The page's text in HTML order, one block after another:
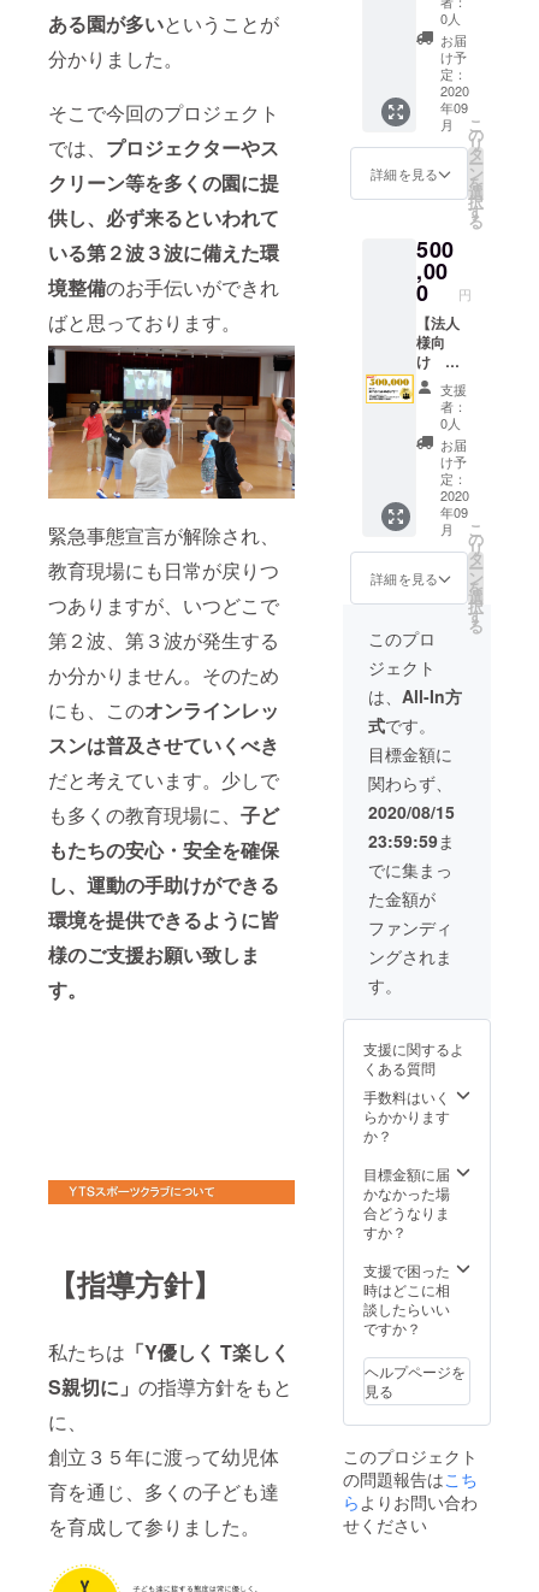
ある園が多いということが
分かりました。
そこで今回のプロジェクト
では、 プロジェクターやス
クリーン等を多くの園に提
供し、必ず来るといわれて
いる第２波３波に備えた環
境整備のお手伝いができれ
ばと思っております。
緊急事態宣言が解除され、
教育現場にも日常が戻りつ
つありますが、いつどこで
第２波、第３波が発生する
か分かりません。そのため
にも、このオンラインレッ
スンは普及させていくべき
だと考えています。少しで
も多くの教育現場に、 子ど
もたちの安心・安全を確保
し、運動の手助けができる
環境を提供できるように皆
様のご支援お願い致しま
す。
【指導方針】
私たちは 「Y優しく T楽しく
S親切に」 の指導方針をもと
に、
創立３５年に渡って幼児体
育を通じ、多くの子ども達
を育成して参りました。
を小さ
く掲載
させて
頂きま
す。
④YTS
スタジ
オ内に
企業様
のポス
ターを
せて頂
きま
す。 ⑤
期間終
了後、
心を込
めたお
礼の
メール
をお送
りさせ
て頂き
ます。
※必ず備
考欄に
ご希望
の企業
名をご
記入く
ださ
い。
ン、プ
ロジェ
クター
を提供
させて
頂くプ
ランで
す。提
供後
は、ご
希望で
オンラ
イン
レッス
ン指導
を１回
行いま
す。期
間終了
後、心
を込め
たお礼
のメー
ルをお
送りさ
せて頂
きま
す。 オ
ンライ
ンレッ
スンに
ついて
のご希
望ご質
問など
ありま
した
ら、備
考欄に
記入い
ただく
か、も
しくは
メッ
セージ
よりご
連絡く
ださ
い。 ※
致しま
ン】
シル
バース
ポン
サー 全
力で応
援する
プラン
です。
①当社
HPにて
ジェク
ト協賛
企業と
して企
業名を
少し大
きく掲
載させ
て頂き
ます。
②insta
gramに
てプロ
ジェク
ト協賛
企業と
して企
業広告
を掲載
させて
頂きま
す。
③YTS
主催の
スポー
ツ大会
のパン
フレッ
トに企
業名・
ロゴ名
を少し
大きく
掲載さ
せて頂
きま
す。
④YTS
企業様
ターを
掲示さ
せて頂
きま
す。 ⑤
了後、
心を込
めたお
礼の
をお送
りさせ
て頂き
ます。
考欄に
ご希望
の企業
名をご
ださ
い。
0人
お届
け予
定：
2020
年09
月
詳細を見る
こ
の
リ
タ
ー
ン
を
選
択
す
る
500
,00
0 円
【法人
様向
け 企
業名掲
載プラ
ン】
ゴール
ドスポ
ンサー
全力で
応援す
るプラ
ンで
す。 ①
当社HP
にてプ
ロジェ
クト協
賛企業
として
企業名
を大き
く掲載
させて
頂きま
す。
②insta
gramに
てプロ
ジェク
ト協賛
企業と
して企
業広告
頂きま
③YTS
主催の
スポー
ツ大会
のパン
トに企
業名・
ロゴ名
を大き
させて
頂きま
す。
④YTS
オ内に
企業様
のポス
ターを
せて頂
きま
す。 ⑤
期間終
了後、
支援
者：
0人
お届
け予
定：
2020
年09
月
詳細を見る
こ
の
リ
タ
ー
ン
を
選
択
す
る
このプロ
ジェクト
は、 All-In方
式です。
目標金額に
関わらず、
2020/08/15
23:59:59ま
でに集まっ
た金額が
ファンディ
ングされま
す。
支援に関するよ
くある質問
手数料はいく
らかかります
か？
目標金額に届
かなかった場
合どうなりま
すか？
支援で困った
時はどこに相
談したらいい
ですか？
ヘルプページを
見る
このプロジェクト
の問題報告はこち
らよりお問い合わ
せください